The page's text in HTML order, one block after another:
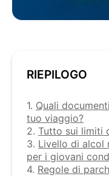
RIEPILOGO
1. Quali
tuo viaggio?
2. Tutto sui limiti
3. Livello di alcol
per i giovani
4. Regole di